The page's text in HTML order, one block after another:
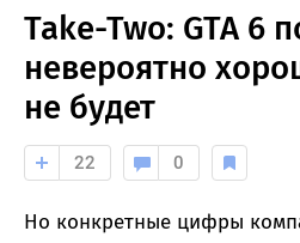
Take-Two: GTA 6
невероятно
не будет
22 0
Но конкретные цифры